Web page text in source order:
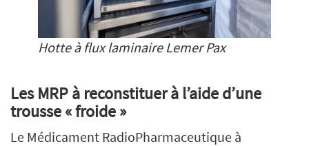
Hotte à flux laminaire Lemer Pax
Les MRP à reconstituer à l’aide d’une
trousse « froide »
Le Médicament RadioPharmaceutique à